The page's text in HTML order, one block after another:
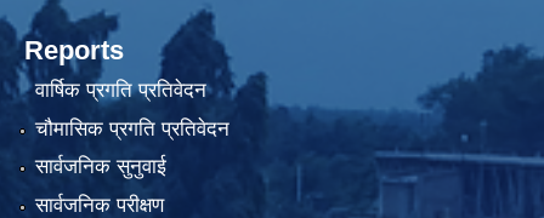
Reports
वार्षिक प्रगति प्रतिवेदन
चौमासिक प्रगति प्रतिवेदन
सार्वजनिक सुनुवाई
सार्वजनिक परीक्षण